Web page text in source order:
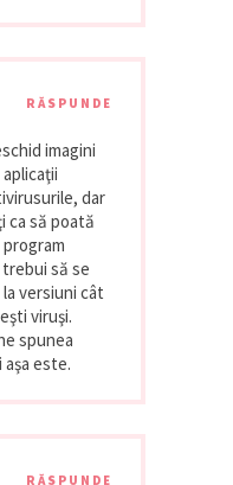
RĂSPUNDE
imagini
dar
ca să poată
să se
versiuni cât
viruşi.
spunea
este.
RĂSPUNDE